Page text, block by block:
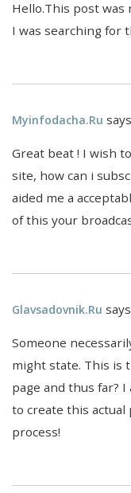
Hello.This post was
I was searching for
Myinfodacha.ru
Great beat ! I wish
site, how can i
aided me a
of this your
Glavsadovnik.ru
Someone
might state. This is
page and thus far?
to create this
process!